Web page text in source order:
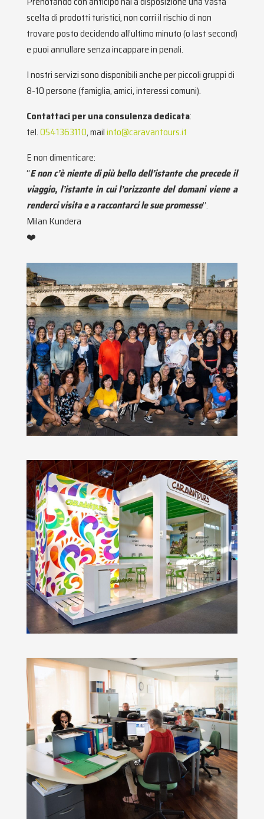
scelta di prodotti turistici, non corri il rischio di non
trovare posto decidendo all’ultimo minuto (o last second)
e puoi annullare senza incappare in penali.
I nostri servizi sono disponibili anche per piccoli gruppi di
8-10 persone (famiglia, amici, interessi comuni).
Contattaci per una consulenza dedicata:
tel.0541363110, mailinfo@caravantours.it
E non dimenticare:
“E non c’è niente di più bello dell’istante che precede il
viaggio, l’istante in cui l’orizzonte del domani viene a
renderci visita e a raccontarci le sue promesse”.
Milan Kundera
❤️